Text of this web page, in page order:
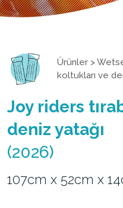
Ürünler >
koltukları ve
Joy riders
deniz yatağı
(2026)
107cm x 52cm x